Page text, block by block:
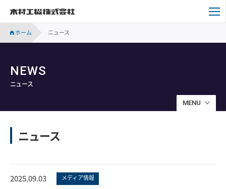
ホーム ニュース
NEWS
ニュース
ニュース
2025.09.03 メディア情報
MENU